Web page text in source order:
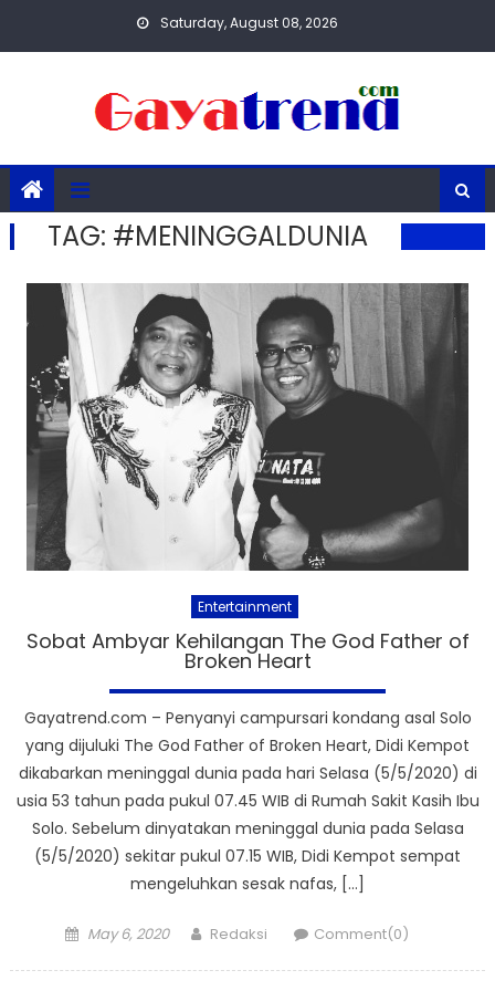
Saturday, August 08, 2026
TAG: #MENINGGALDUNIA
Entertainment
Sobat Ambyar Kehilangan The God Father of
Broken Heart
Gayatrend.com – Penyanyi campursari kondang asal Solo
yang dijuluki The God Father of Broken Heart, Didi Kempot
dikabarkan meninggal dunia pada hari Selasa (5/5/2020) di
usia 53 tahun pada pukul 07.45 WIB di Rumah Sakit Kasih Ibu
Solo. Sebelum dinyatakan meninggal dunia pada Selasa
(5/5/2020) sekitar pukul 07.15 WIB, Didi Kempot sempat
mengeluhkan sesak nafas, […]
Posted
May 6, 2020 Author
Redaksi Comment(0)